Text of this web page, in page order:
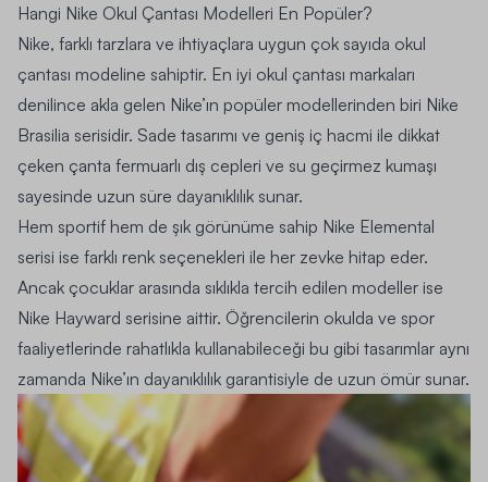
Hangi Nike Okul Çantası Modelleri En Popüler?
Nike, farklı tarzlara ve ihtiyaçlara uygun çok sayıda okul
çantası modeline sahiptir. En iyi okul çantası markaları
denilince akla gelen Nike’ın popüler modellerinden biri Nike
Brasilia serisidir. Sade tasarımı ve geniş iç hacmi ile dikkat
çeken çanta fermuarlı dış cepleri ve su geçirmez kumaşı
sayesinde uzun süre dayanıklılık sunar.
Hem sportif hem de şık görünüme sahip Nike Elemental
serisi ise farklı renk seçenekleri ile her zevke hitap eder.
Ancak çocuklar arasında sıklıkla tercih edilen modeller ise
Nike Hayward serisine aittir. Öğrencilerin okulda ve spor
faaliyetlerinde rahatlıkla kullanabileceği bu gibi tasarımlar aynı
zamanda Nike’ın dayanıklılık garantisiyle de uzun ömür sunar.